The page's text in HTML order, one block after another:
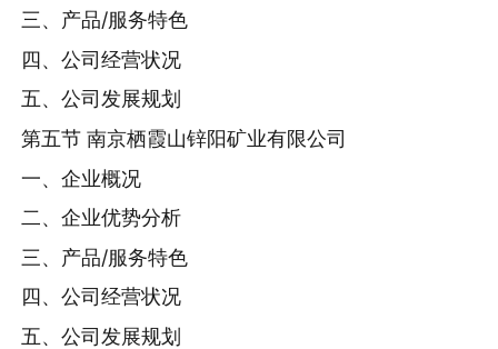
三、产品/服务特色
四、公司经营状况
五、公司发展规划
第五节 南京栖霞山锌阳矿业有限公司
一、企业概况
二、企业优势分析
三、产品/服务特色
四、公司经营状况
五、公司发展规划